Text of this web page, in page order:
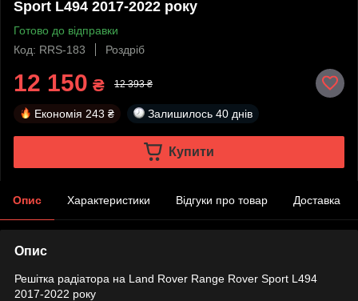
Sport L494 2017-2022 року
Готово до відправки
Код: RRS-183
Роздріб
12 150 ₴ 12 393 ₴
Економія 243 ₴ Залишилось 40 днів
Купити
Опис Характеристики Відгуки про товар Доставка
Опис
Решітка радіатора на Land Rover Range Rover Sport L494
2017-2022 року